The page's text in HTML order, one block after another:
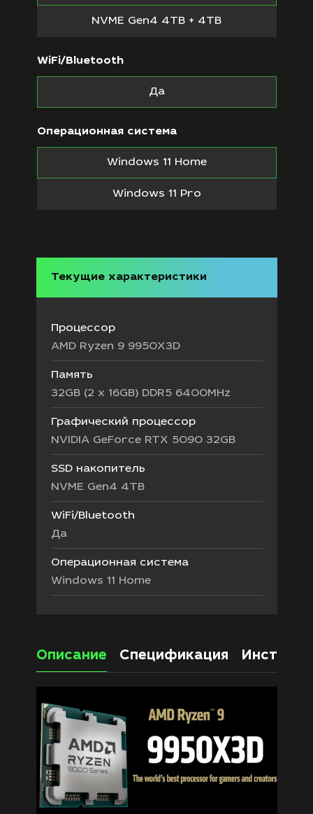
NVME Gen4 4TB + 4TB
WiFi/Bluetooth
Да
Операционная система
Windows 11 Home
Windows 11 Pro
Текущие характеристики
Процессор
AMD Ryzen 9 9950X3D
Память
32GB (2 x 16GB) DDR5 6400MHz
Графический процессор
NVIDIA GeForce RTX 5090 32GB
SSD накопитель
NVME Gen4 4TB
WiFi/Bluetooth
Да
Операционная система
Windows 11 Home
Описание Спецификация